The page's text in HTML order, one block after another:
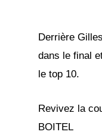
Derrière
dans le final
le top 10.
Revivez la
BOITEL